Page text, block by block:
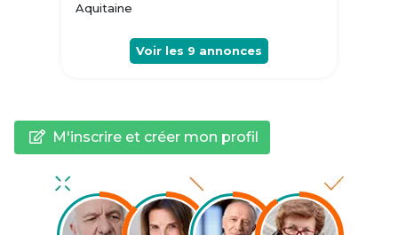
Aquitaine
Voir les 9 annonces
M'inscrire et créer mon profil